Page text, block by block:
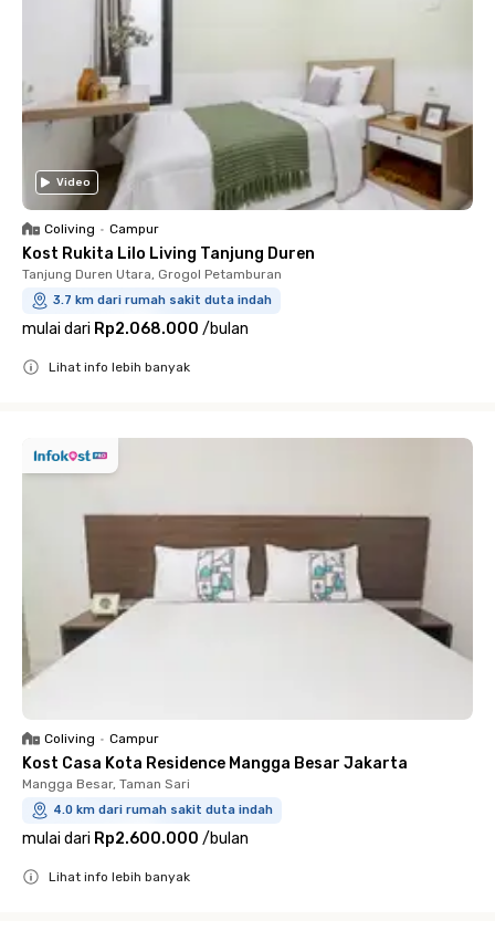
Video
Coliving • Campur
Kost Rukita Lilo Living Tanjung Duren
Tanjung Duren Utara, Grogol Petamburan
3.7 km dari rumah sakit duta indah
mulai dari Rp2.068.000 /bulan
Lihat info lebih banyak
Coliving • Campur
Kost Casa Kota Residence Mangga Besar Jakarta
Mangga Besar, Taman Sari
4.0 km dari rumah sakit duta indah
mulai dari Rp2.600.000 /bulan
Lihat info lebih banyak